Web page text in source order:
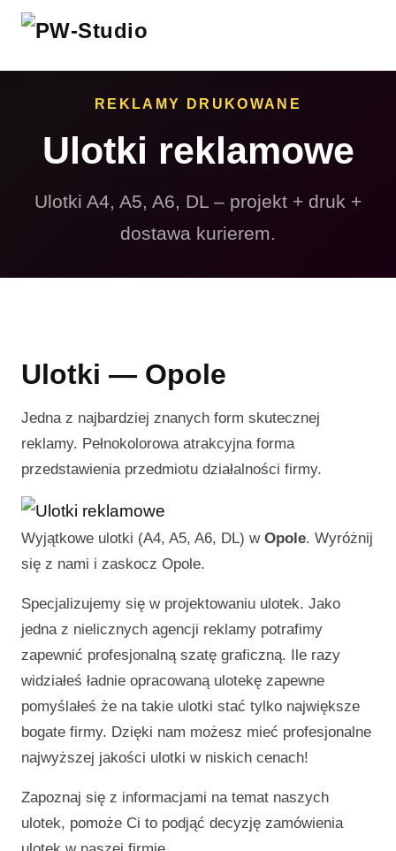
REKLAMY DRUKOWANE
Ulotki reklamowe
Ulotki A4, A5, A6, DL – projekt + druk +
dostawa kurierem.
Ulotki — Opole
Jedna z najbardziej znanych form skutecznej
reklamy. Pełnokolorowa atrakcyjna forma
przedstawienia przedmiotu działalności firmy.
Wyjątkowe ulotki (A4, A5, A6, DL) w Opole. Wyróżnij
się z nami i zaskocz Opole.
Specjalizujemy się w projektowaniu ulotek. Jako
jedna z nielicznych agencji reklamy potrafimy
zapewnić profesjonalną szatę graficzną. Ile razy
widziałeś ładnie opracowaną ulotekę zapewne
pomyślałeś że na takie ulotki stać tylko największe
bogate firmy. Dzięki nam możesz mieć profesjonalne
najwyższej jakości ulotki w niskich cenach!
Zapoznaj się z informacjami na temat naszych
ulotek, pomoże Ci to podjąć decyzję zamówienia